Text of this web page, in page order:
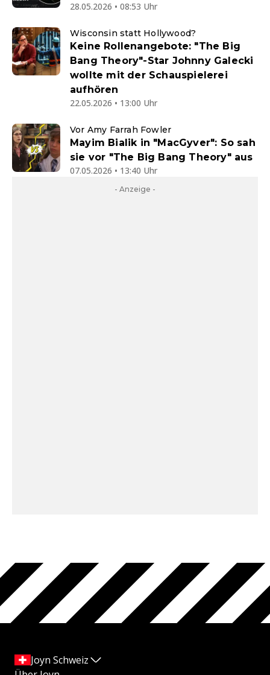
28.05.2026 • 08:53 Uhr
Wisconsin statt Hollywood?
Keine Rollenangebote: "The Big
Bang Theory"-Star Johnny Galecki
wollte mit der Schauspielerei
aufhören
22.05.2026 • 13:00 Uhr
Vor Amy Farrah Fowler
Mayim Bialik in "MacGyver": So sah
sie vor "The Big Bang Theory" aus
07.05.2026 • 13:40 Uhr
- Anzeige -
Joyn Schweiz